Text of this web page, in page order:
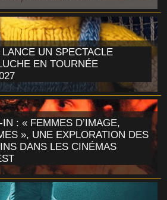
UN SPECTACLE
EN TOURNÉE
: « FEMMES D’IMAGE,
», UNE EXPLORATION DES
DANS LES CINÉMAS